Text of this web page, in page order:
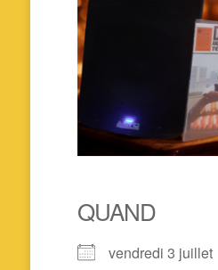
QUAND
vendredi 3 juillet